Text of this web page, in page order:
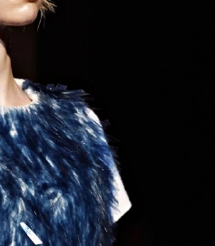
neler oluyor? Yeni
en
güzelllik
partilerden
haftalık e-